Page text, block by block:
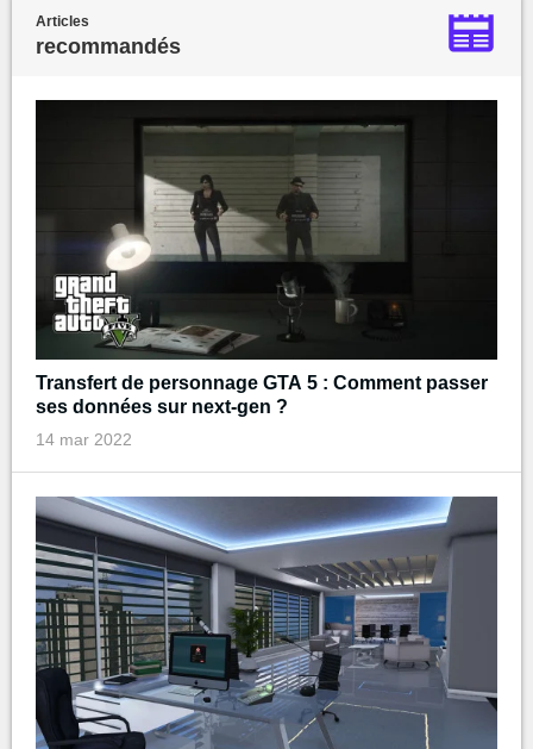
Articles
recommandés
Transfert de personnage GTA 5 : Comment passer
ses données sur next-gen ?
14 mar 2022